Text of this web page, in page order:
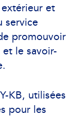
et
service
promouvoir
le savoir-
KB, utilisées
pour les